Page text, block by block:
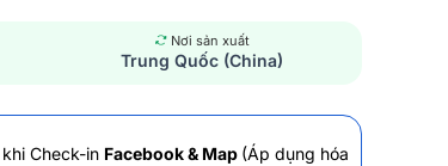
Nơi sản xuất
Trung Quốc (China)
khi Check-in Facebook & Map (Áp dụng hóa